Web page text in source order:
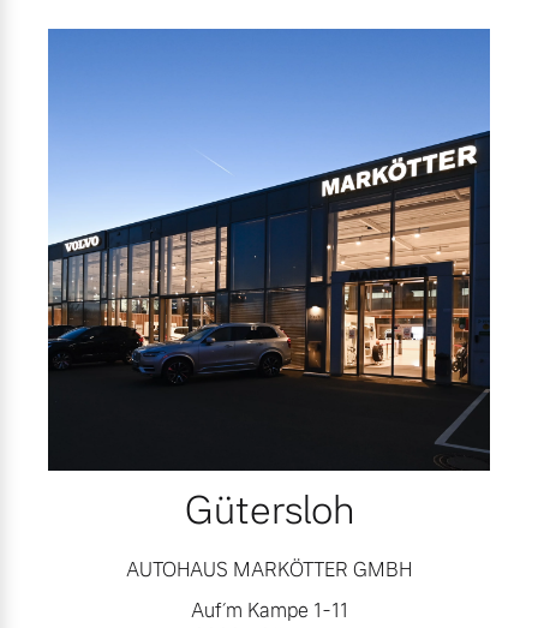
Gütersloh
AUTOHAUS MARKÖTTER GMBH
Auf´m Kampe 1-11